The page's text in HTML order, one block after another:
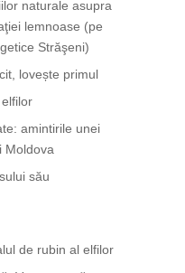
naturale asupra
lemnoase (pe
Străşeni)
lovește primul
amintirile unei
Moldova
său
de rubin al elfilor